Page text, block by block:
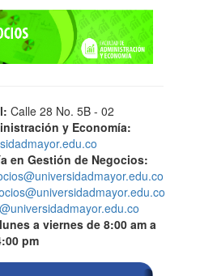
Calle 28 No. 5B - 02
y Economía:
en Gestión de Negocios:
lunes a viernes de 8:00 am a
pm